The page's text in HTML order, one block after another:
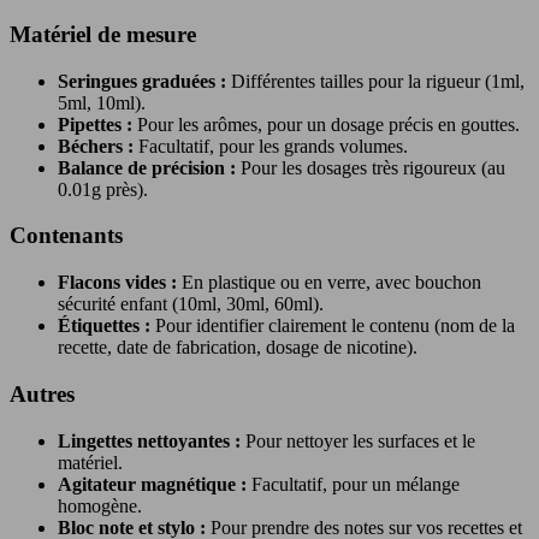
Matériel de mesure
Seringues graduées : Différentes tailles pour la rigueur (1ml,
5ml, 10ml).
Pipettes : Pour les arômes, pour un dosage précis en gouttes.
Béchers : Facultatif, pour les grands volumes.
Balance de précision : Pour les dosages très rigoureux (au
0.01g près).
Contenants
Flacons vides : En plastique ou en verre, avec bouchon
sécurité enfant (10ml, 30ml, 60ml).
Étiquettes : Pour identifier clairement le contenu (nom de la
recette, date de fabrication, dosage de nicotine).
Autres
Lingettes nettoyantes : Pour nettoyer les surfaces et le
matériel.
Agitateur magnétique : Facultatif, pour un mélange
homogène.
Bloc note et stylo : Pour prendre des notes sur vos recettes et